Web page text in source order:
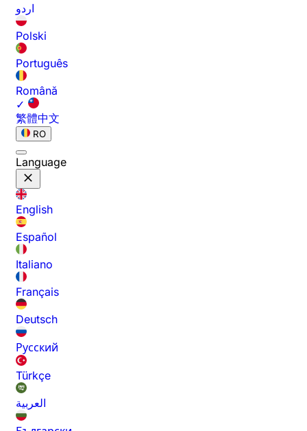
اردو
Polski
Português
Română
✓
繁體中文
RO
Language
English
Español
Italiano
Français
Deutsch
Русский
Türkçe
العربية